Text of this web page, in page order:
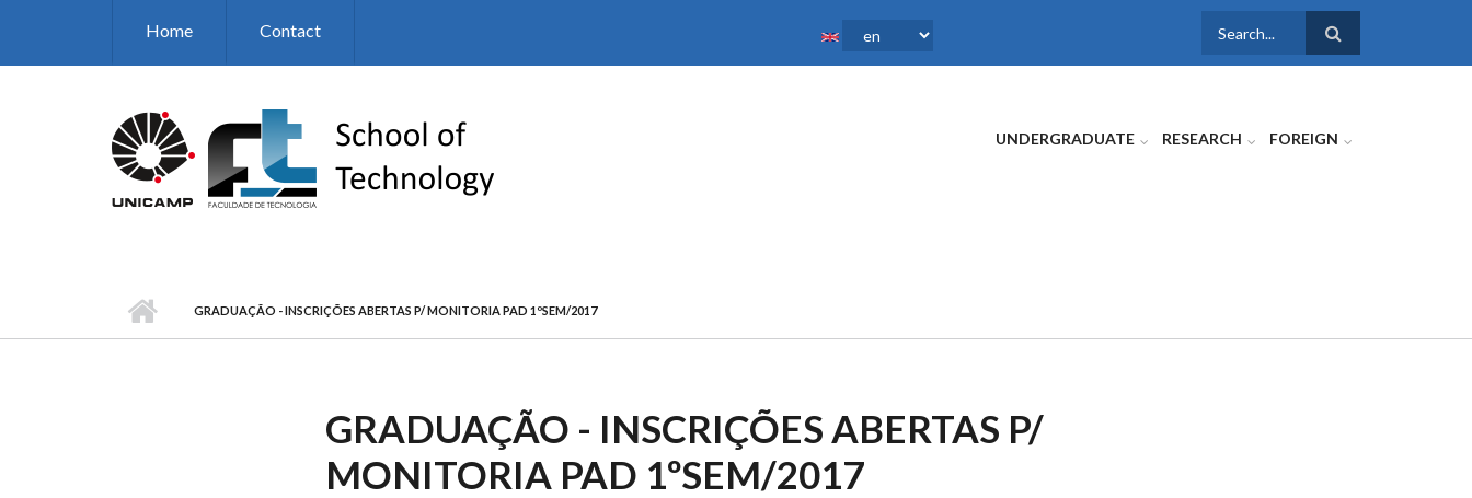
Home Contact
SEARCH
UNDERGRADUATE RESEARCH FOREIGN
GRADUAÇÃO - INSCRIÇÕES ABERTAS P/ MONITORIA PAD 1ºSEM/2017
GRADUAÇÃO - INSCRIÇÕES ABERTAS P/
MONITORIA PAD 1ºSEM/2017